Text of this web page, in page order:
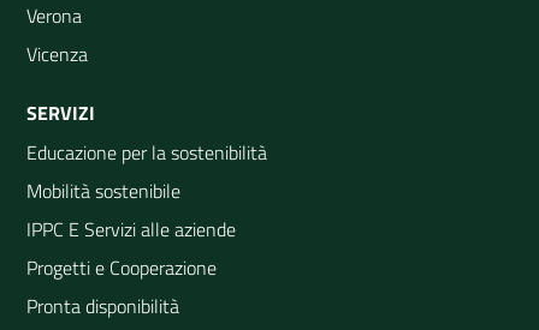
Verona
Vicenza
SERVIZI
Educazione per la sostenibilità
Mobilità sostenibile
IPPC E Servizi alle aziende
Progetti e Cooperazione
Pronta disponibilità